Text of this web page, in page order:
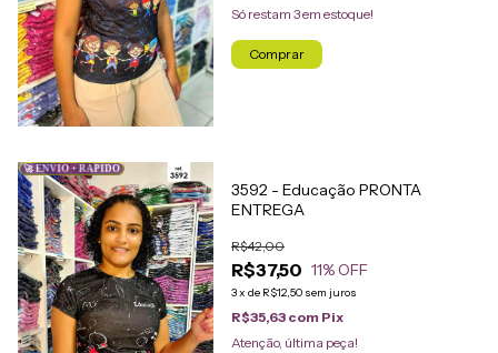
Só restam 3em estoque!
Comprar
🚀 ENVIO + RÁPIDO
3592 - Educação PRONTA
ENTREGA
R$37,50
R$42,00
11% OFF
3x de R$12,50 sem juros
R$35,63 com Pix
Atenção, última peça!